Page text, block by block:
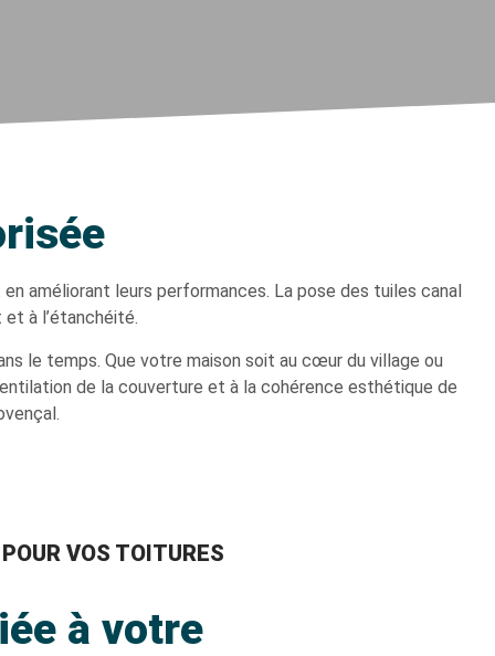
améliorant leurs performances. La pose des tuiles canal
et à l’étanchéité.
le temps. Que votre maison soit au cœur du village ou
de la couverture et à la cohérence esthétique de
VOS TOITURES
à votre